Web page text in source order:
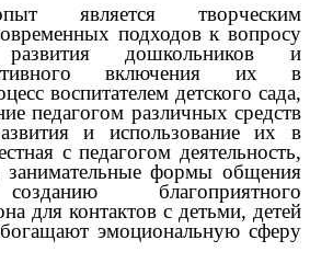
является творческим
подходов к вопросу
развития дошкольников и
включения их в
воспитателем детского сада,
педагогом различных средств
и использование их в
с педагогом деятельность,
занимательные формы общения
благоприятного
для контактов с детьми, детей
эмоциональную сферу